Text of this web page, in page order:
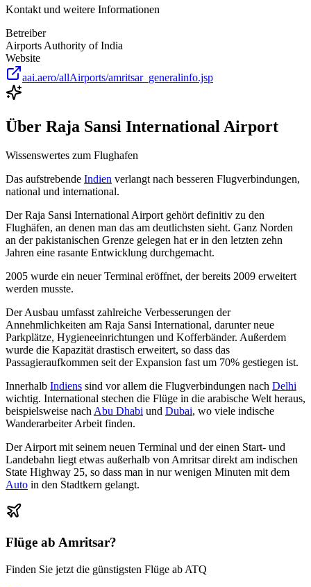
Kontakt und weitere Informationen
Betreiber
Airports Authority of India
Website
aai.aero/allAirports/amritsar_generalinfo.jsp
Über Raja Sansi International Airport
Wissenswertes zum Flughafen
Das aufstrebende Indien verlangt nach besseren Flugverbindungen,
national und international.
Der Raja Sansi International Airport gehört definitiv zu den
Flughäfen, an denen man das am deutlichsten sieht. Ganz Norden
an der pakistanischen Grenze gelegen hat er in den letzten zehn
Jahren eine rasante Entwicklung durchgemacht.
2005 wurde ein neuer Terminal eröffnet, der bereits 2009 erweitert
werden musste.
Der Ausbau umfasst zahlreiche Verbesserungen der
Annehmlichkeiten am Raja Sansi International, darunter neue
Parkplätze, Hygieneeinrichtungen und Kofferbänder. Außerdem
wurde die Kapazität drastisch erweitert, so dass das
Passagieraufkommen seit der Expansion fast um 70% gestiegen ist.
Innerhalb Indiens sind vor allem die Flugverbindungen nach Delhi
wichtig. International stechen die Flüge in die arabische Welt heraus,
beispielsweise nachAbu Dhabi und Dubai, wo viele indische
Wanderarbeiter Arbeit finden.
Der Airport mit seinem neuen Terminal und der einen Start- und
Landebahn liegt etwas außerhalb von Amritsar direkt am indischen
State Highway 25, so dass man in nur wenigen Minuten mit dem
Auto in den Stadtkern gelangt.
Flüge ab Amritsar?
Finden Sie jetzt die günstigsten Flüge ab ATQ